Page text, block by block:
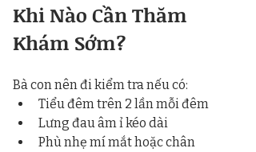
Khi Nào Cần Thăm
Khám Sớm?
Bà con nên đi kiểm tra nếu có:
Tiểu đêm trên 2 lần mỗi đêm
Lưng đau âm ỉ kéo dài
Phù nhẹ mí mắt hoặc chân